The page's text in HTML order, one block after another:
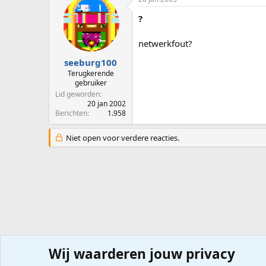
seeburg100
Terugkerende
gebruiker
Lid geworden
20 jan 2002
Berichten
1.958
?
netwerkfout?
Niet open voor verdere reacties.
Wij waarderen jouw privacy